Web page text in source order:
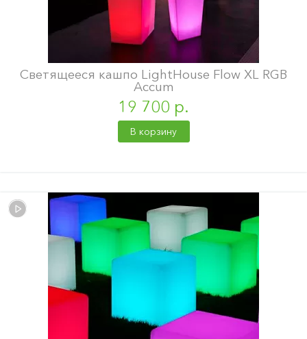
Светящееся кашпо LightHouse Flow XL RGB
Accum
19 700 р.
В корзину